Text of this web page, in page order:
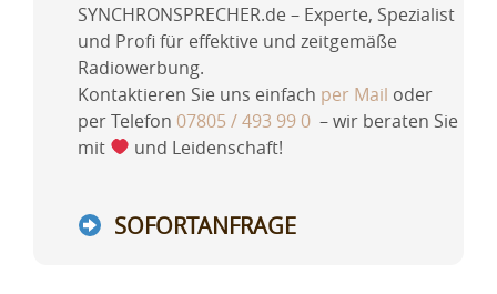
SYNCHRONSPRECHER.de – Experte, Spezialist
und Profi für effektive und zeitgemäße
Radiowerbung.
Kontaktieren Sie uns einfach per Mail oder
per Telefon 07805 / 493 99 0 – wir beraten Sie
mit
und Leidenschaft!
SOFORTANFRAGE